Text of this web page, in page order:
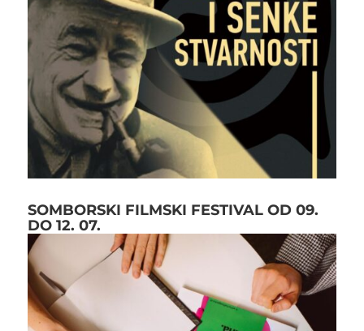
SOMBORSKI FILMSKI FESTIVAL OD 09.
DO 12. 07.